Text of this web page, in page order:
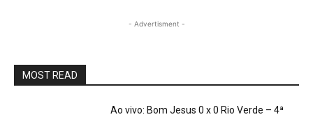
- Advertisment -
MOST READ
Ao vivo: Bom Jesus 0 x 0 Rio Verde – 4ª